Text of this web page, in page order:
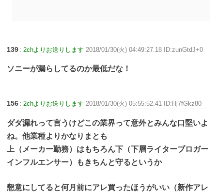
139 : 2chよりお送りします 2018/01/30(火) 04:49:27.18 ID:zunGtdJ+0
ソニーが漏らしてるのか最低だな！
156 : 2chよりお送りします 2018/01/30(火) 05:55:52.41 ID:Hj7fGkz80
ダダ漏れって言うけどこの業界って意外とみんな口堅いよ
ね。他業種よりかなりまとも
上（メーカー勤務）はもちろん下（下層ライターブロガー
インフルエンサー）もきちんと守るというか
懇意にしてると何月前にアレ買ったほうがいい（新作アレ